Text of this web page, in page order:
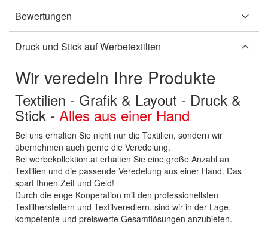
Bewertungen
Druck und Stick auf Werbetextilien
Wir veredeln Ihre Produkte
Textilien - Grafik & Layout - Druck &
Stick - Alles aus einer Hand
Bei uns erhalten Sie nicht nur die Textilien, sondern wir
übernehmen auch gerne die Veredelung.
Bei werbekollektion.at erhalten Sie eine große Anzahl an
Textilien und die passende Veredelung aus einer Hand. Das
spart Ihnen Zeit und Geld!
Durch die enge Kooperation mit den professionellsten
Textilherstellern und Textilveredlern, sind wir in der Lage,
kompetente und preiswerte Gesamtlösungen anzubieten.